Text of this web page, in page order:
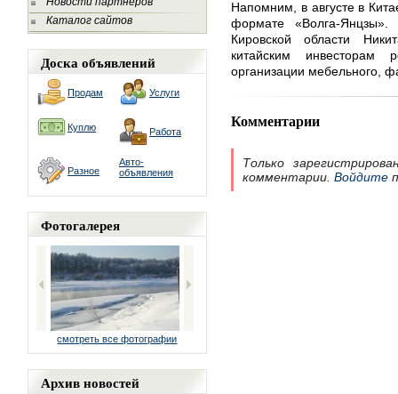
Каталог сайтов
Доска объявлений
Продам Услуги
Куплю Работа
Разное
Авто-
объявления
Фотогалерея
смотреть все фотографии
Архив новостей
Напомним, в августе в
формате «Волга-
Кировской области
китайским инвесторам
организации мебельного,
Комментарии
Только
комментарии. Войдите